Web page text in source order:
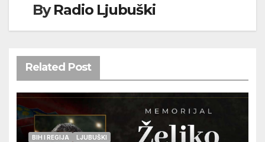
ByRadio Ljubuški
Related Post
BIH I REGIJA LJUBUŠKI